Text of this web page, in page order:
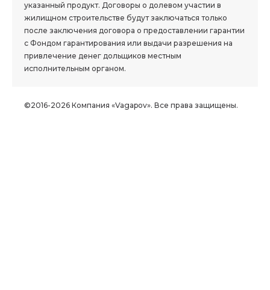
указанный продукт. Договоры о долевом участии в
жилищном строительстве будут заключаться только
после заключения договора о предоставлении гарантии
с Фондом гарантирования или выдачи разрешения на
привлечение денег дольщиков местным
исполнительным органом.
©2016-2026 Компания «Vagapov». Все права защищены.